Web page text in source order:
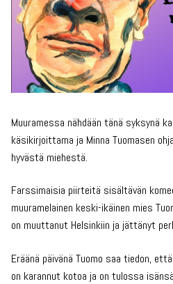
Muuramessa nähdään tänä syksynä
käsikirjoittama ja Minna Tuomasen
hyvästä miehestä.
Farssimaisia piirteitä sisältävän
muuramelainen keski-ikäinen mies
on muuttanut Helsinkiin ja jättänyt
Eräänä päivänä Tuomo saa tiedon,
on karannut kotoa ja on tulossa